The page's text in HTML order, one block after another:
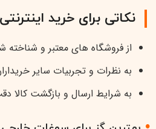
نکاتی برای خرید
از فروشگاه های معتبر و شناخته
به نظرات و تجربیات سایر
به شرایط ارسال و بازگشت کالا